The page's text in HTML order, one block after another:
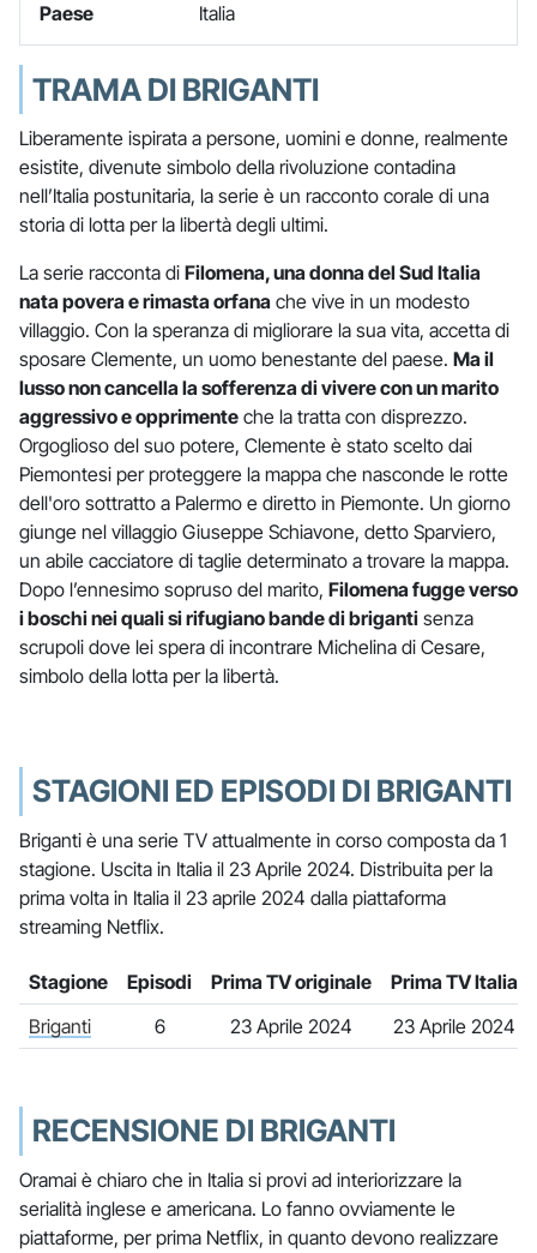
Paese Italia
TRAMA DI BRIGANTI
Liberamente ispirata a persone, uomini e donne, realmente
esistite, divenute simbolo della rivoluzione contadina
nell’Italia postunitaria, la serie è un racconto corale di una
storia di lotta per la libertà degli ultimi.
La serie racconta di Filomena, una donna del Sud Italia
nata povera e rimasta orfana che vive in un modesto
villaggio. Con la speranza di migliorare la sua vita, accetta di
sposare Clemente, un uomo benestante del paese. Ma il
lusso non cancella la sofferenza di vivere con un marito
aggressivo e opprimente che la tratta con disprezzo.
Orgoglioso del suo potere, Clemente è stato scelto dai
Piemontesi per proteggere la mappa che nasconde le rotte
dell'oro sottratto a Palermo e diretto in Piemonte. Un giorno
giunge nel villaggio Giuseppe Schiavone, detto Sparviero,
un abile cacciatore di taglie determinato a trovare la mappa.
Dopo l’ennesimo sopruso del marito, Filomena fugge verso
i boschi nei quali si rifugiano bande di briganti senza
scrupoli dove lei spera di incontrare Michelina di Cesare,
simbolo della lotta per la libertà.
STAGIONI ED EPISODI DI BRIGANTI
Briganti è una serie TV attualmente in corso composta da 1
stagione. Uscita in Italia il 23 Aprile 2024. Distribuita per la
prima volta in Italia il 23 aprile 2024 dalla piattaforma
streaming Netflix.
Stagione Episodi Prima TV originale
Prima TV Italia
Briganti
6 23 Aprile 2024 23 Aprile 2024
RECENSIONE DI BRIGANTI
Oramai è chiaro che in Italia si provi ad interiorizzare la
serialità inglese e americana. Lo fanno ovviamente le
piattaforme, per prima Netflix, in quanto devono realizzare